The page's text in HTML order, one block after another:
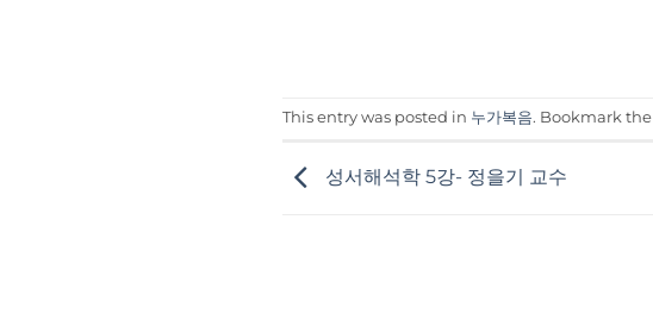
This entry was posted in 누가복음. Bookmark the
성서해석학 5강- 정을기 교수